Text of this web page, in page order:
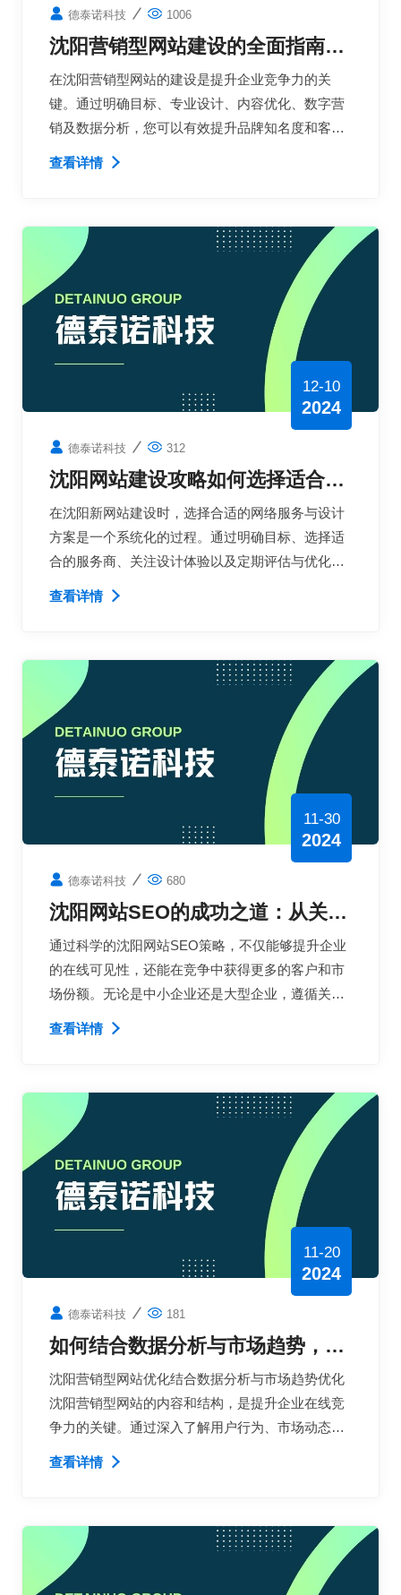
德泰诺科技 1006
沈阳营销型网站建设的全面指南：
如何通过精准定位和优化策略提升
品牌知名度和客户转化率
在沈阳营销型网站的建设是提升企业竞争力的关
键。通过明确目标、专业设计、内容优化、数字营
销及数据分析，您可以有效提升品牌知名度和客户
转化率。以下是总结和一些实施建议，帮助您在实
查看详情
12-10
2024
德泰诺科技 312
沈阳网站建设攻略如何选择适合的
网络服务与设计方案？
在沈阳新网站建设时，选择合适的网络服务与设计
方案是一个系统化的过程。通过明确目标、选择适
合的服务商、关注设计体验以及定期评估与优化，
您可以构建出一个既符合企业需求又能吸引用户的
查看详情
11-30
2024
德泰诺科技 680
沈阳网站SEO的成功之道：从关键
词研究到内容优化的多流程指南
通过科学的沈阳网站SEO策略，不仅能够提升企业
的在线可见性，还能在竞争中获得更多的客户和市
场份额。无论是中小企业还是大型企业，遵循关键
词研究、网站结构优化、内容优化、外部链接建设
查看详情
11-20
2024
德泰诺科技 181
如何结合数据分析与市场趋势，沈
阳营销型网站优化的内容和结构，
吸引更多目标受众
沈阳营销型网站优化结合数据分析与市场趋势优化
沈阳营销型网站的内容和结构，是提升企业在线竞
争力的关键。通过深入了解用户行为、市场动态，
企业可以创建更有针对性的内容和更友好的网站结
查看详情